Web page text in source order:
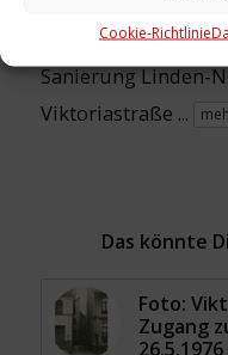
Cookie-Richtlinie
Schlagwörter:
Sanierung Linden-
Viktoriastraße ...
Das könnte
Foto:
Zugang
26.5.1976